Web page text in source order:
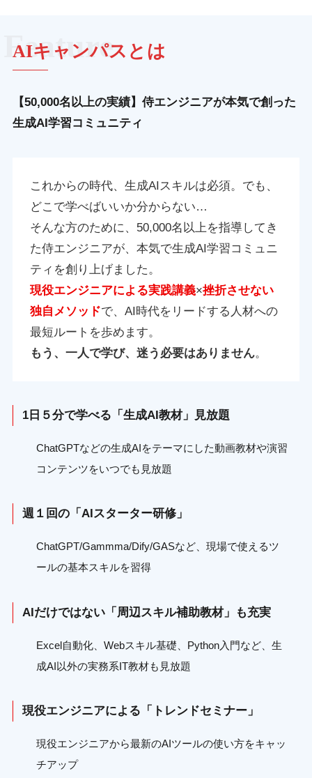
AIキャンパスとは
【50,000名以上の実績】侍エンジニアが本気で創った
生成AI学習コミュニティ
これからの時代、生成AIスキルは必須。でも、
どこで学べばいいか分からない…
そんな方のために、50,000名以上を指導してき
た侍エンジニアが、本気で生成AI学習コミュニ
ティを創り上げました。
現役エンジニアによる実践講義×挫折させない
独自メソッドで、AI時代をリードする人材への
最短ルートを歩めます。
もう、一人で学び、迷う必要はありません。
1日５分で学べる「生成AI教材」見放題
ChatGPTなどの生成AIをテーマにした動画教材や演習
コンテンツをいつでも見放題
週１回の「AIスターター研修」
ChatGPT/Gammma/Dify/GASなど、現場で使えるツ
ールの基本スキルを習得
AIだけではない「周辺スキル補助教材」も充実
Excel自動化、Webスキル基礎、Python入門など、生
成AI以外の実務系IT教材も見放題
現役エンジニアによる「トレンドセミナー」
現役エンジニアから最新のAIツールの使い方をキャッ
チアップ